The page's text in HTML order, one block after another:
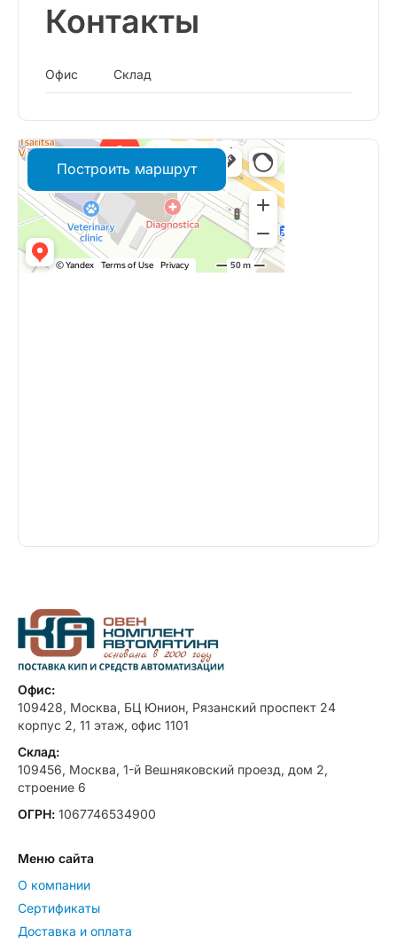
Контакты
Офис Склад
Построить маршрут
Офис:
109428, Москва, БЦ Юнион, Рязанский проспект 24
корпус 2, 11 этаж, офис 1101
Склад:
109456, Москва, 1-й Вешняковский проезд, дом 2,
строение 6
ОГРН: 1067746534900
Меню сайта
О компании
Сертификаты
Доставка и оплата